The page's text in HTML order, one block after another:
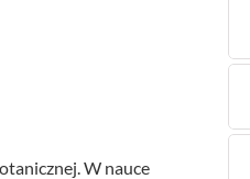
W nauce